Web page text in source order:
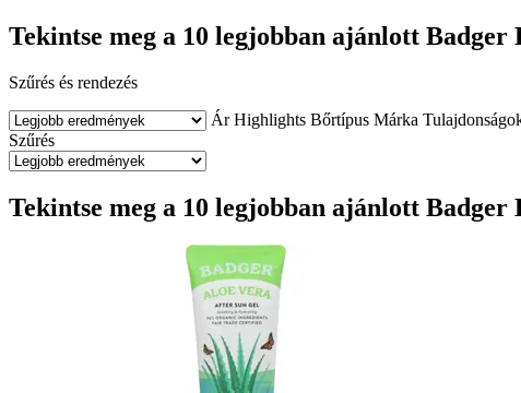
Tekintse meg a 10 legjobban ajánlott Badger
Szűrés és rendezés
Ár Highlights Bőrtípus Márka
Szűrés
Tekintse meg a 10 legjobban ajánlott